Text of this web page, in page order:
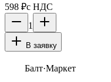
598 ₽с НДС
1
В заявку
Балт·Маркет